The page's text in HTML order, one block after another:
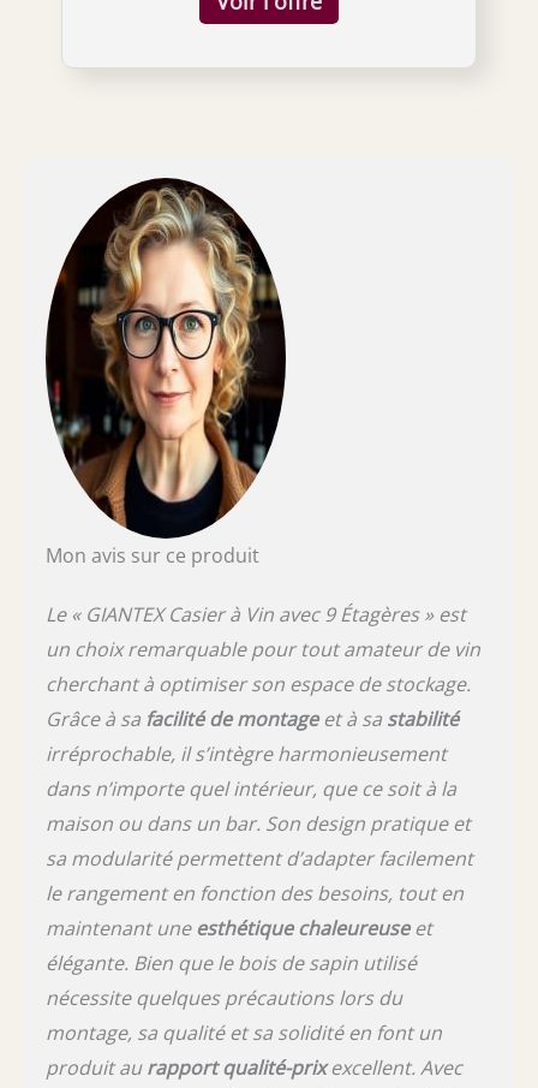
pin massif, notre étagère à vin allie
pour garder les bouchons humides,
préservant ainsi la qualité du vin. Élevé par
ses pieds, le casier reste au sec, éloignant
l'humidité qui pourrait altérer les saveurs.
Apparence Elégante - Avec son design en
bois naturel, le casier à vin ajoute une touche
chic à votre intérieur. Parfait pour la salle à
manger, le salon, une cave à vin, ou même
un bar, il s'intègre facilement à tout style de
décoration. Montage Facile & Facile
d'Entretien - Grâce à sa conception
intelligente, l'assemblage est un jeu d'enfant.
Le manuel, les vis et outils nécessaires sont
inclus, garantissant un assemblage rapide et
un entretien facile de votre nouvel étagère à
vin.
Mon avis sur ce produit
Le « GIANTEX Casier à Vin avec 9 Étagères » est
un choix remarquable pour tout amateur de vin
cherchant à optimiser son espace de stockage.
Grâce à sa facilité de montageet à sa stabilité
irréprochable, il s’intègre harmonieusement
dans n’importe quel intérieur, que ce soit à la
maison ou dans un bar. Son design pratique et
sa modularité permettent d’adapter facilement
le rangement en fonction des besoins, tout en
maintenant une esthétique chaleureuseet
élégante. Bien que le bois de sapin utilisé
nécessite quelques précautions lors du
montage, sa qualité et sa solidité en font un
produit aurapport qualité-prixexcellent. Avec